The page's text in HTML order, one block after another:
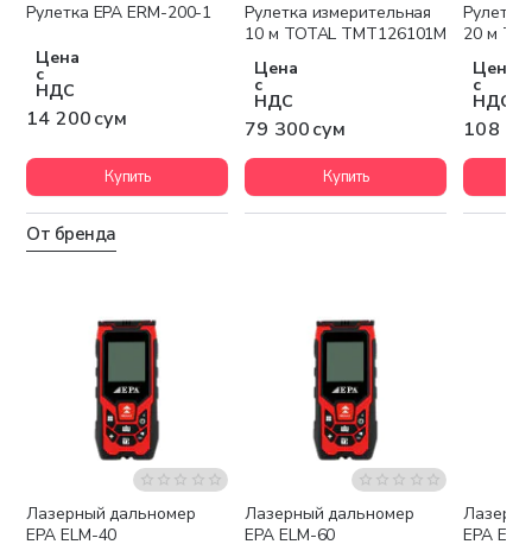
Рулетка EPA ERM-200-1
Цена
с
НДС
14 200 сум
Купить
Рулетка измерительная
10 м TOTAL TMT126101M
Цена
с
НДС
79 300 сум
Купить
20 м
Цена
с
НДС
108
От бренда
Лазерный дальномер
EPA ELM-40
Лазерный дальномер
EPA ELM-60
EPA